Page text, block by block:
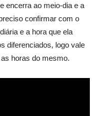
encerra ao meio-dia e a
confirmar com o
e a hora que ela
diferenciados, logo vale
horas do mesmo.